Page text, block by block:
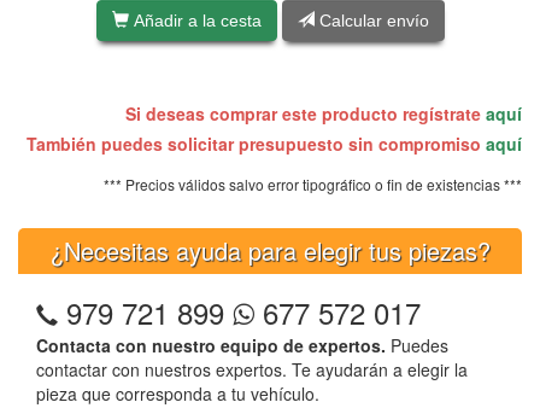
Añadir a la cesta Calcular envío
Si deseas comprar este producto regístrate aquí
También puedes solicitar presupuesto sin compromiso aquí
*** Precios válidos salvo error tipográfico o fin de existencias ***
¿Necesitas ayuda para elegir tus piezas?
979 721 899 677 572 017
Contacta con nuestro equipo de expertos. Puedes
contactar con nuestros expertos. Te ayudarán a elegir la
pieza que corresponda a tu vehículo.